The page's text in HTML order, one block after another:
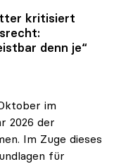
kritisiert
denn je“
im
2026 der
Im Zuge dieses
für